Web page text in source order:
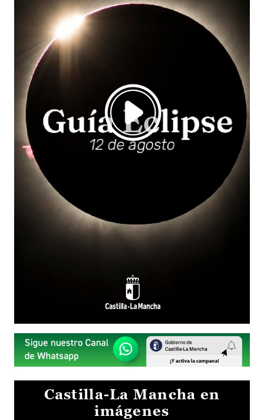
Castilla-La Mancha en
imágenes